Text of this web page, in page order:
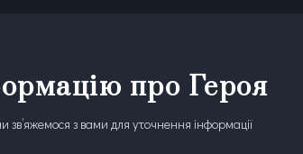
про Героя
зв’яжемося з вами для уточнення інформації